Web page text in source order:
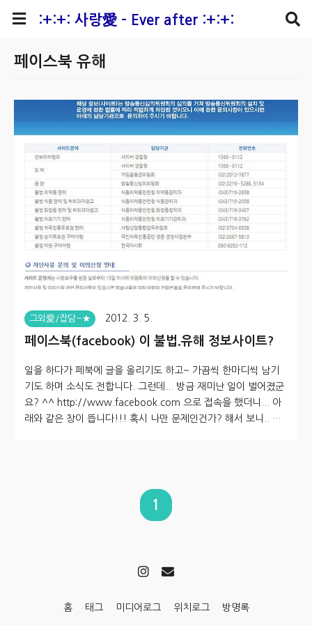
:+:+: 사랑愛 - Ever after :+:+:
페이스북 유해
그외愛/잡담~★ 2012. 3. 5.
페이스북(facebook) 이 불법.유해 정보사이트?
일을 하다가 페북에 글을 올리기도 하고~ 가끔씩 한마디씩 남기
기도 하며 소식도 전합니다. 그런데... 방금 재미난 일이 벌어졌군
요? ^^ http://www.facebook.com 으로 접속을 했더니... 아
래와 같은 창이 뜹니다!!! 혹시 나만 문제인건가? 해서 보니.. 그
다. 뜨는 ip들로 연결해봅니다~ 그러나.... 모두 같은 내용으로 연
결되는군요~ 헉!!! 중국처럼 페북을 막으려는 건지도 모르겠습니
1
홈 태그 미디어로그 위치로그 방명록